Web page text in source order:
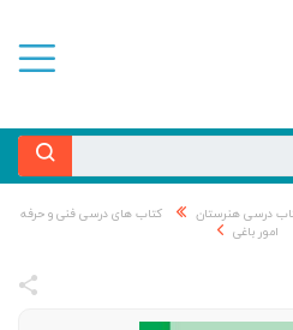
درسی هنرستان
کتاب های درسی فنی و حرفه
امور باغی